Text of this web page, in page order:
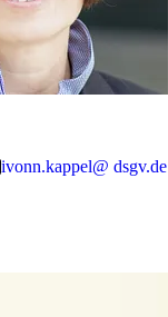
ivonn.kappel@ dsgv.de